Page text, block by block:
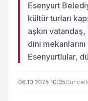
Esenyurt
kültür turları
aşkın
dini
Esenyurtlular,
06.10.2025 10:35